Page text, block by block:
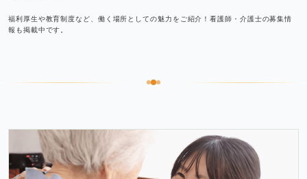
福利厚生や教育制度など、働く場所としての魅力をご紹介！看護師・介護士の募集情
報も掲載中です。